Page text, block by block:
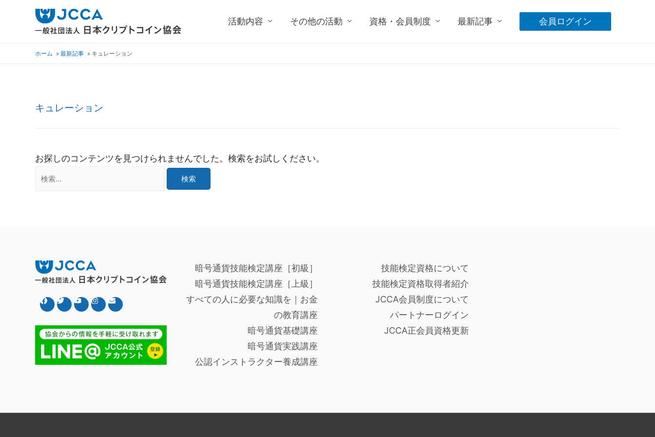
活動内容 その他の活動 資格・会員制度 最新記事 会員ログイン
ホーム 最新記事 キュレーション
キュレーション
お探しのコンテンツを見つけられませんでした。検索をお試しください。
暗号通貨技能検定講座［初級］
暗号通貨技能検定講座［上級］
すべての人に必要な知識を｜お金
の教育講座
暗号通貨基礎講座
暗号通貨実践講座
公認インストラクター養成講座
技能検定資格について
技能検定資格取得者紹介
JCCA会員制度について
パートナーログイン
JCCA正会員資格更新